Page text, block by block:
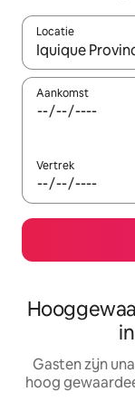
Locatie
Wanneer er
Aankomst
Vertrek
Gasten zijn
hoog